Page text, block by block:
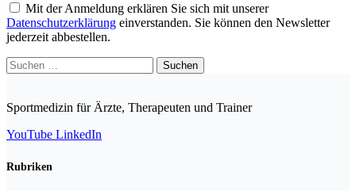
Mit der Anmeldung erklären Sie sich mit unserer
Datenschutzerklärung einverstanden. Sie können den Newsletter
jederzeit abbestellen.
Suchen
nach:
Sportmedizin für Ärzte, Therapeuten und Trainer
YouTube LinkedIn
Rubriken